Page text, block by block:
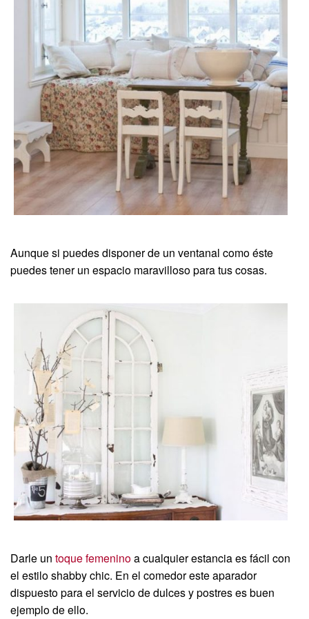
Aunque si puedes disponer de un ventanal como éste
puedes tener un espacio maravilloso para tus cosas.
Darle un toque femenino a cualquier estancia es fácil con
el estilo shabby chic. En el comedor este aparador
dispuesto para el servicio de dulces y postres es buen
ejemplo de ello.